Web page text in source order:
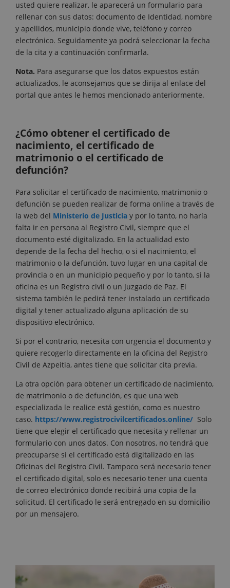
usted quiere realizar, le aparecerá un formulario para
rellenar con sus datos: documento de Identidad, nombre
y apellidos, municipio donde vive, teléfono y correo
electrónico. Seguidamente ya podrá seleccionar la fecha
de la cita y a continuación confirmarla.
Nota. Para asegurarse que los datos expuestos están
actualizados, le aconsejamos que se dirija al enlace del
portal que antes le hemos mencionado anteriormente.
¿Cómo obtener el certificado de
nacimiento, el certificado de
matrimonio o el certificado de
defunción?
Para solicitar el certificado de nacimiento, matrimonio o
defunción se pueden realizar de forma online a través de
la web del Ministerio de Justicia y por lo tanto, no haría
falta ir en persona al Registro Civil, siempre que el
documento esté digitalizado. En la actualidad esto
depende de la fecha del hecho, o si el nacimiento, el
matrimonio o la defunción, tuvo lugar en una capital de
provincia o en un municipio pequeño y por lo tanto, si la
oficina es un Registro civil o un Juzgado de Paz. El
sistema también le pedirá tener instalado un certificado
digital y tener actualizado alguna aplicación de su
dispositivo electrónico.
Si por el contrario, necesita con urgencia el documento y
quiere recogerlo directamente en la oficina del Registro
Civil de Azpeitia, antes tiene que solicitar cita previa.
La otra opción para obtener un certificado de nacimiento,
de matrimonio o de defunción, es que una web
especializada le realice está gestión, como es nuestro
caso. https://www.registrocivilcertificados.online/ Solo
tiene que elegir el certificado que necesita y rellenar un
formulario con unos datos. Con nosotros, no tendrá que
preocuparse si el certificado está digitalizado en las
Oficinas del Registro Civil. Tampoco será necesario tener
el certificado digital, solo es necesario tener una cuenta
de correo electrónico donde recibirá una copia de la
solicitud. El certificado le será entregado en su domicilio
por un mensajero.